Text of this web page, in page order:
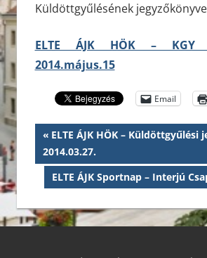
Küldöttgyűlésének
ELTE ÁJK HÖK – KGY
2014.május.15
Email
Bejegyzés
navigáció
Previous
Post:
ELTE ÁJK HÖK – Küldöttgyűlési
2014.03.27.
Next
Post:
ELTE ÁJK Sportnap – Interjú